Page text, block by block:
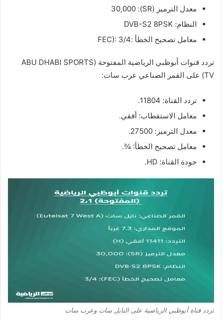
معدل الترميز (SR): 30,000
النظام: DVB-S2 8PSK
معامل تصحيح الخطأ :FEC): 3/4
تردد قنوات أبوظبي الرياضية المفتوحة (ABU DHABI SPORTS
TV) على القمر الصناعي عرب سات:
تردد القناة: 11804.
معامل الاستقطاب: أفقي.
معدل الترميز : 27500.
معامل تصحيح الخطأ: ¾.
جودة القناة: HD.
تردد قناة أبوظبي الرياضية على النايل سات وعرب سات